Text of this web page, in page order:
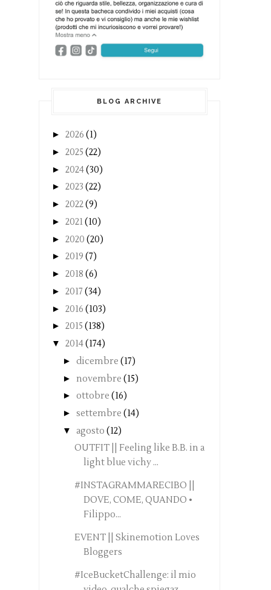
BLOG ARCHIVE
► 2026 (1)
► 2025 (22)
► 2024(30)
► 2023 (22)
► 2022(9)
► 2021(10)
► 2020 (20)
► 2019 (7)
► 2018 (6)
► 2017 (34)
► 2016 (103)
► 2015 (138)
▼ 2014(174)
► dicembre (17)
► novembre (15)
► ottobre (16)
► settembre (14)
▼ agosto (12)
OUTFIT || Feeling like B.B. in a
light blue vichy ...
#INSTAGRAMMARECIBO ||
DOVE, COME, QUANDO •
Filippo...
EVENT || Skinemotion Loves
Bloggers
#IceBucketChallenge: il mio